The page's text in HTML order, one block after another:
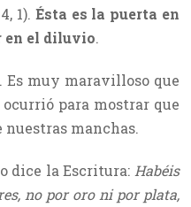
1). Ésta es la puerta en
en el diluvio.
. Es muy maravilloso que
para mostrar que
nuestras manchas.
dice la Escritura: Habéis
no por oro ni por plata,